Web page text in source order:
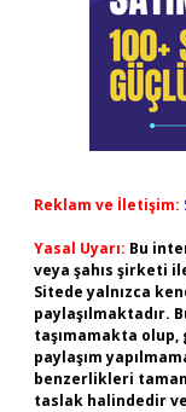
Reklam ve İletişim:
Yasal Uyarı: Bu
veya şahıs şirketi
Sitede yalnızca
paylaşılmaktadır.
taşımamakta
paylaşım
benzerlikleri
taslak halindedir